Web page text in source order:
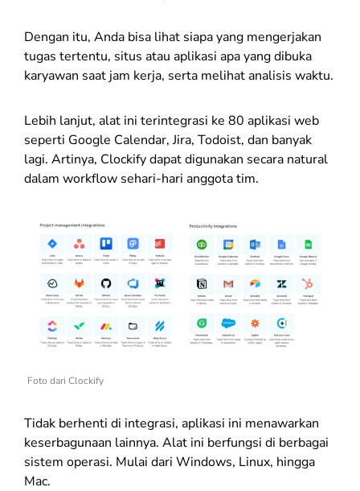
Dengan itu, Anda bisa lihat siapa yang mengerjakan
tugas tertentu, situs atau aplikasi apa yang dibuka
karyawan saat jam kerja, serta melihat analisis waktu.
Lebih lanjut, alat ini terintegrasi ke 80 aplikasi web
seperti Google Calendar, Jira, Todoist, dan banyak
lagi. Artinya, Clockify dapat digunakan secara natural
dalam workflow sehari-hari anggota tim.
Foto dari Clockify
Tidak berhenti di integrasi, aplikasi ini menawarkan
keserbagunaan lainnya. Alat ini berfungsi di berbagai
sistem operasi. Mulai dari Windows, Linux, hingga
Mac.